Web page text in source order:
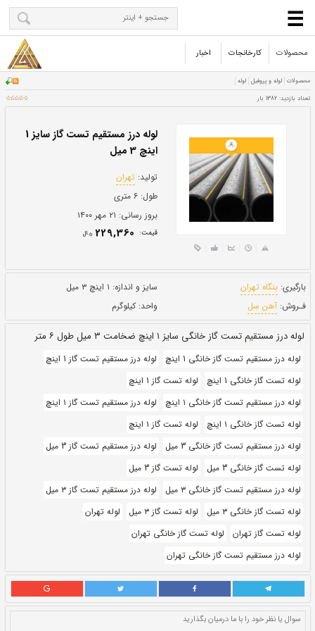
محصولات کارخانجات اخبار
اینچ 3 میل
تولید:
بروز رسانی:۲۱ مهر ۱۴۰۰
قيمت: 229,360 ريال
سایز و اندازه:
واحد:کیلوگرم
طول ۶ متر
لوله درز مستقیم تست گاز 1 اینچ